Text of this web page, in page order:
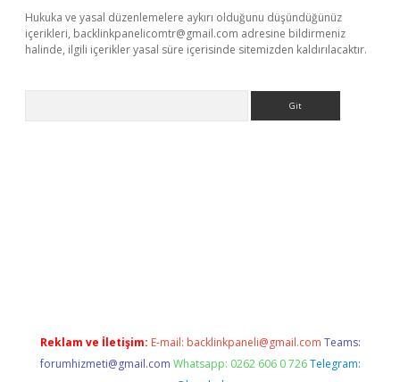
Hukuka ve yasal düzenlemelere aykırı olduğunu düşündüğünüz
içerikleri, backlinkpanelicomtr@gmail.com adresine bildirmeniz
halinde, ilgili içerikler yasal süre içerisinde sitemizden kaldırılacaktır.
Reklam ve İletişim: E-mail: backlinkpaneli@gmail.com Teams:
forumhizmeti@gmail.com Whatsapp: 0262 606 0 726 Telegram: